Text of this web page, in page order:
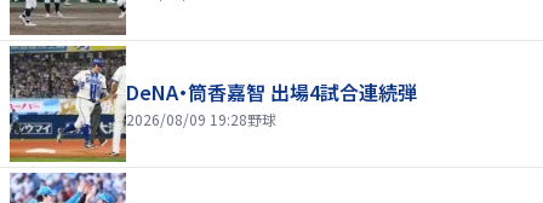
DeNA・筒香嘉智 出場4試合連続弾
2026/08/09 19:28野球